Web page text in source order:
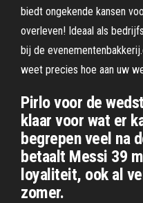
biedt ongekende kansen
overleven! Ideaal als
bij de
weet precies hoe aan uw
Pirlo voor de
klaar voor wat er
begrepen veel na
betaalt Messi 39
loyaliteit, ook al
zomer.